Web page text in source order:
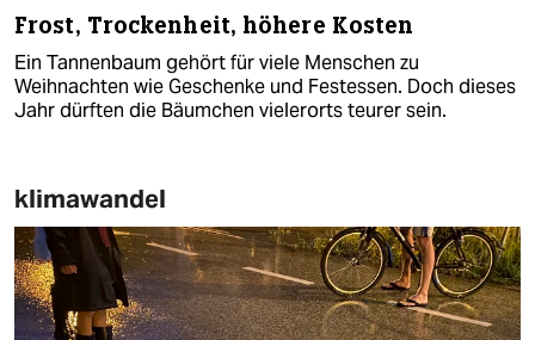
Frost, Trockenheit, höhere Kosten
Ein Tannenbaum gehört für viele Menschen zu
Weihnachten wie Geschenke und Festessen. Doch dieses
Jahr dürften die Bäumchen vielerorts teurer sein.
klimawandel